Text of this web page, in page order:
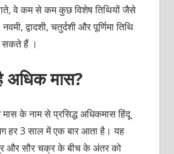
वे कम से कम कुछ विशेष तिथियों जैसे
द्वादशी, चतुर्दशी और पूर्णिमा तिथि
सकते हैं ।
अधिक मास?
मास के नाम से प्रसिद्ध अधिकमास हिंदू
हर 3 साल में एक बार आता है। यह
और सौर चक्र के बीच के अंतर को